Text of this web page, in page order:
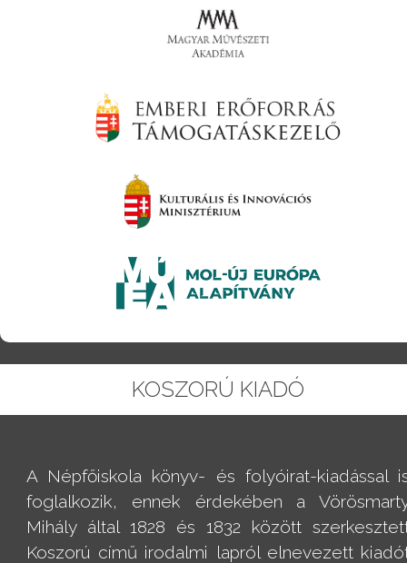
KOSZORÚ KIADÓ
A Népfőiskola könyv- és folyóirat-kiadással
foglalkozik, ennek érdekében a
Mihály által 1828 és 1832 között
Koszorú című irodalmi lapról elnevezett